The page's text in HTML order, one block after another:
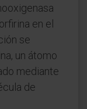
en el
se
un átomo
mediante
de